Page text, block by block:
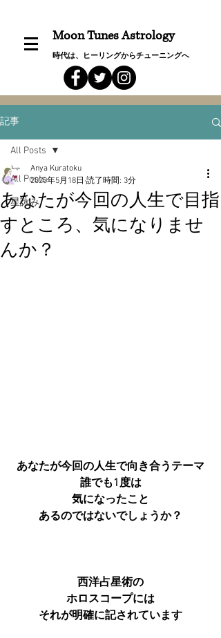
Moon Tunes Astrology
時代は、ヒーリングからチューニングへ
記事
All Posts
星詠み
All Posts
あなたが今回の人生で目指
すところ、気になりませ
んか？
Anya Kuratoku
2020年5月18日 読了時間: 3分
あなたが今回の人生で向き合うテーマ
誰でも1度は
気になったこと
あるのではないでしょうか？
西洋占星術の
ホロスコープには
それが明確に記されています